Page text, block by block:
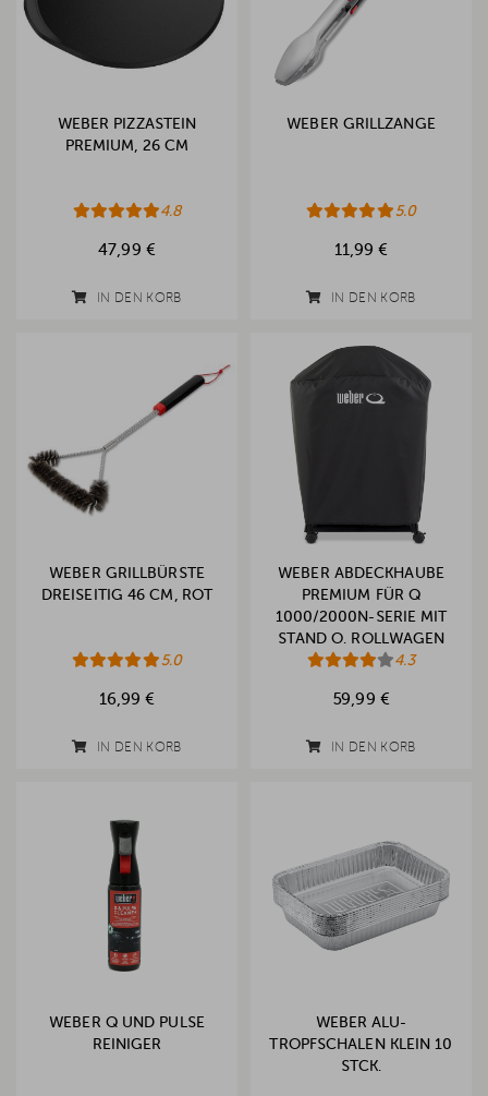
WEBER PIZZASTEIN
PREMIUM, 26 CM
4.8
47,99 €
IN DEN KORB
WEBER GRILLZANGE
5.0
11,99 €
IN DEN KORB
WEBER GRILLBÜRSTE
DREISEITIG 46 CM, ROT
5.0
16,99 €
IN DEN KORB
WEBER ABDECKHAUBE
PREMIUM FÜR Q
1000/2000N-SERIE MIT
STAND O. ROLLWAGEN
(2025)
4.3
59,99 €
IN DEN KORB
WEBER Q UND PULSE
REINIGER
WEBER ALU-
TROPFSCHALEN KLEIN 10
STCK.